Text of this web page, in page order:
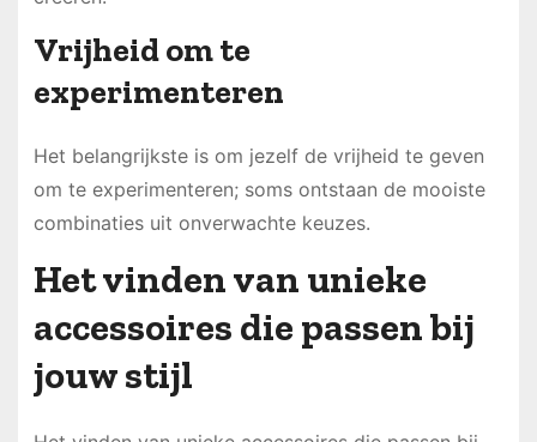
Vrijheid om te
experimenteren
Het belangrijkste is om jezelf de vrijheid te geven
om te experimenteren; soms ontstaan de mooiste
combinaties uit onverwachte keuzes.
Het vinden van unieke
accessoires die passen bij
jouw stijl